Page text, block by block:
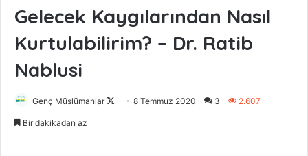
Gelecek Kaygılarından Nasıl
Kurtulabilirim? – Dr. Ratib
Nablusi
Genç Müslümanlar 8 Temmuz 2020 3 2.607
Bir dakikadan az